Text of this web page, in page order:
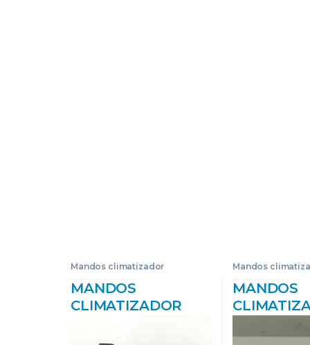
Mandos climatizador
MANDOS
CLIMATIZADOR
(GJ)(10.2012->) 2.2
Mandos
MANDOS
MAZDA 6